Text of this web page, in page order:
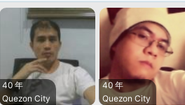
40 年
Quezon City
40 年
Quezon City